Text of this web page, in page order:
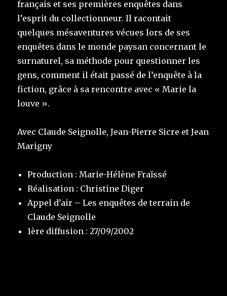
français et ses premières enquêtes dans
l’esprit du collectionneur. Il racontait
quelques mésaventures vécues lors de ses
enquêtes dans le monde paysan concernant le
surnaturel, sa méthode pour questionner les
gens, comment il était passé de l’enquête à la
fiction, grâce à sa rencontre avec « Marie la
louve ».
Avec Claude Seignolle, Jean-Pierre Sicre et Jean
Marigny
Production : Marie-Hélène Fraïssé
Réalisation : Christine Diger
Appel d’air – Les enquêtes de terrain de
Claude Seignolle
1ère diffusion : 27/09/2002